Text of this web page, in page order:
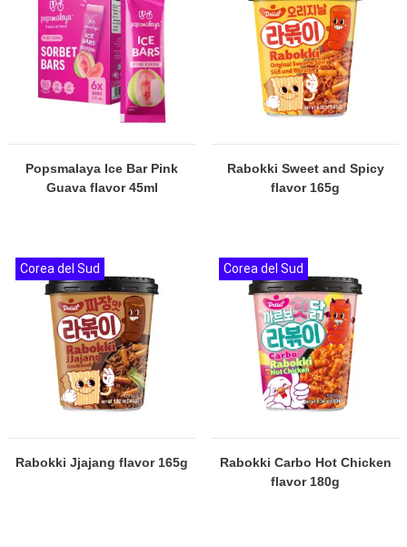
Popsmalaya Ice Bar Pink
Guava flavor 45ml
Rabokki Sweet and Spicy
flavor 165g
Rabokki Jjajang flavor 165g
Corea del Sud
Rabokki Carbo Hot Chicken
flavor 180g
Corea del Sud